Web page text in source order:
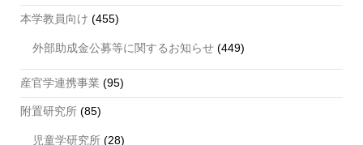
本学教員向け (455)
外部助成金公募等に関するお知らせ (449)
産官学連携事業 (95)
附置研究所 (85)
児童学研究所 (28)